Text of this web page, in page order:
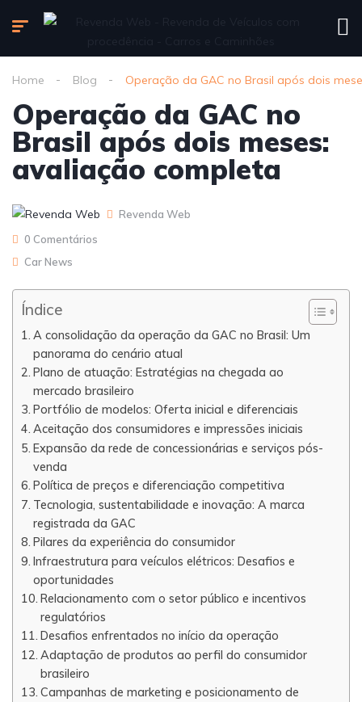
Home Blog Operação da GAC no Brasil após dois
Operação da GAC no
Brasil após dois meses:
avaliação completa
Revenda Web
0 Comentários
Car News
Índice
A consolidação da operação da GAC no Brasil: Um
panorama do cenário atual
Plano de atuação: Estratégias na chegada ao
mercado brasileiro
Portfólio de modelos: Oferta inicial e diferenciais
Aceitação dos consumidores e impressões iniciais
Expansão da rede de concessionárias e serviços pós-
venda
Política de preços e diferenciação competitiva
Tecnologia, sustentabilidade e inovação: A marca
registrada da GAC
Pilares da experiência do consumidor
Infraestrutura para veículos elétricos: Desafios e
oportunidades
Relacionamento com o setor público e incentivos
regulatórios
Desafios enfrentados no início da operação
Adaptação de produtos ao perfil do consumidor
brasileiro
Campanhas de marketing e posicionamento de